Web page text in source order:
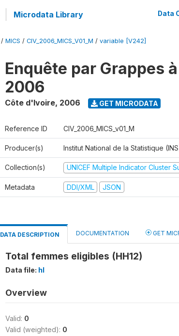
Microdata Library Data
/ MICS / CIV_2006_MICS_V01_M / variable [V242]
Enquête par Grappes
2006
Côte d'Ivoire, 2006 GET MICRODATA
Reference ID CIV_2006_MICS_v01_M
Producer(s) Institut National de la Statistique
Collection(s) UNICEF Multiple Indicator Cluster
Metadata DDI/XML JSON
DATA DESCRIPTION DOCUMENTATION GET
Total femmes eligibles (HH12)
Data file: hl
Overview
Valid: 0
Valid (weighted): 0